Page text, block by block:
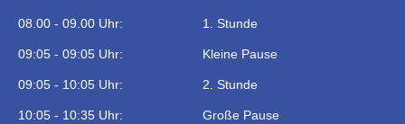
08.00 - 09.00 Uhr: 1. Stunde
09:05 - 09:05 Uhr: Kleine Pause
09:05 - 10:05 Uhr: 2. Stunde
10:05 - 10:35 Uhr: Große Pause